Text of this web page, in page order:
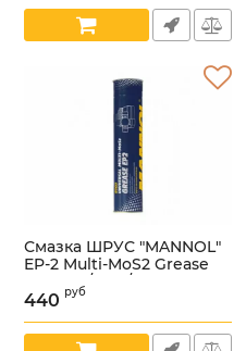
Смазка ШРУС "MANNOL"
EP-2 Multi-MoS2 Grease
400 мл. /8103/
Артикул:
440 руб